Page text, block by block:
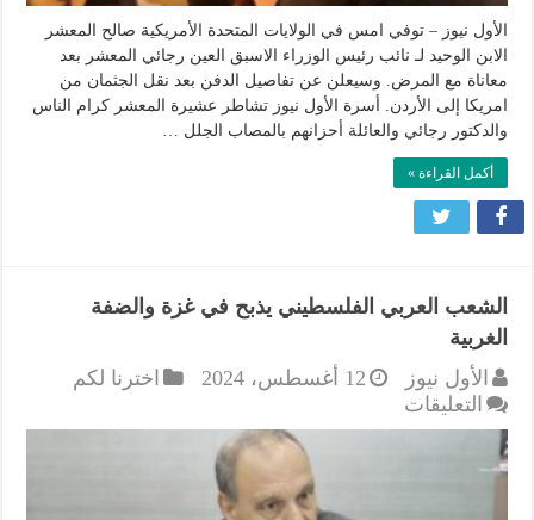
الأول نيوز – توفي امس في الولايات المتحدة الأمريكية صالح المعشر
الابن الوحيد لـ نائب رئيس الوزراء الاسبق العين رجائي المعشر بعد
معاناة مع المرض. وسيعلن عن تفاصيل الدفن بعد نقل الجثمان من
امريكا إلى الأردن. أسرة الأول نيوز تشاطر عشيرة المعشر كرام الناس
والدكتور رجائي والعائلة أحزانهم بالمصاب الجلل …
أكمل القراءة »
الشعب العربي الفلسطيني يذبح في غزة والضفة
الغربية
الأول نيوز
12 أغسطس، 2024
اخترنا لكم
التعليقات
الشعب
الفلسطيني